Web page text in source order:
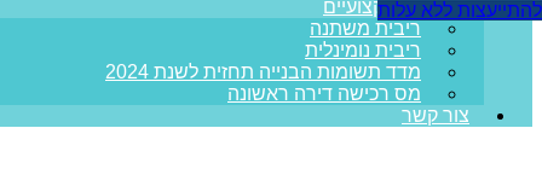
להתייעצות ללא עלות
מדריכים מקצועיים
ריבית משתנה
ריבית נומינלית
מדד תשומות הבנייה תחזית לשנת 2024
מס רכישה דירה ראשונה
צור קשר